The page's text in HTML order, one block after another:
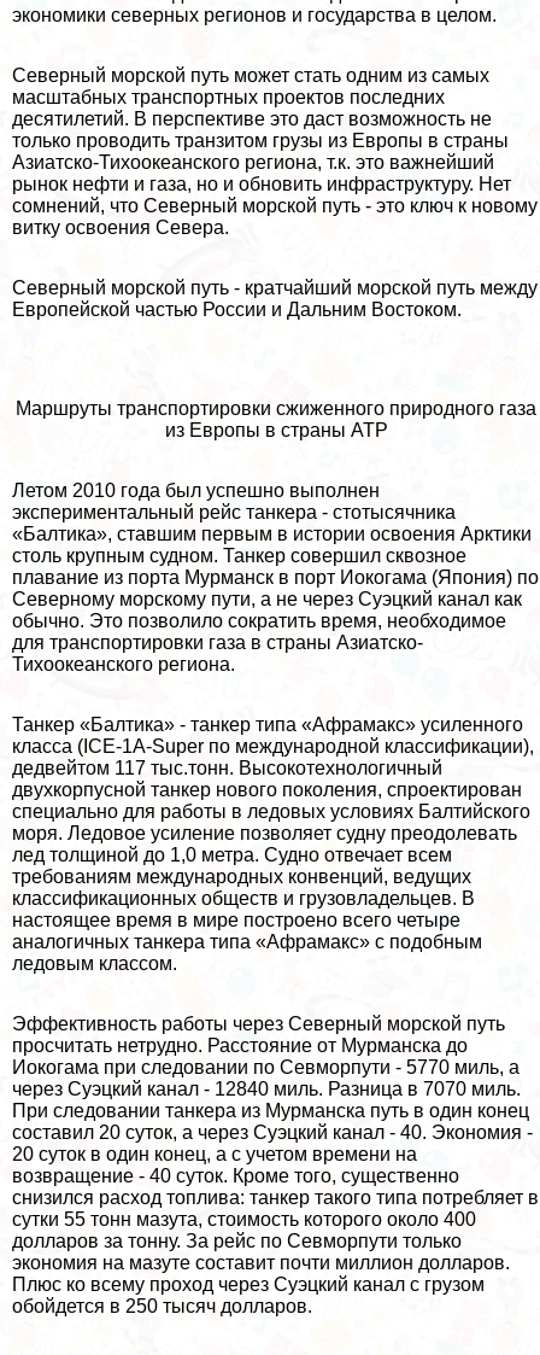
экономики северных регионов и государства в целом.
Северный морской путь может стать одним из самых
масштабных трaнcпортных проектов последних
десятилетий. В перспективе это даст возможность не
только проводить транзитом грузы из Европы в страны
Азиатско-Тихоокеанского региона, т.к. это важнейший
рынок нефти и газа, но и обновить инфраструктуру. Нет
сомнений, что Северный морской путь - это ключ к новому
витку освоения Севера.
Северный морской путь - кратчайший морской путь между
Европейской частью России и Дальним Востоком.
Маршруты трaнcпортировки сжиженного природного газа
из Европы в страны АТР
Летом 2010 года был успешно выполнен
экспериментальный рейс танкера - стотысячника
«Балтика», ставшим первым в истории освоения Арктики
столь крупным судном. Танкер совершил сквозное
плавание из порта Мурманск в порт Иокогама (Япония) по
Северному морскому пути, а не через Суэцкий канал как
обычно. Это позволило сократить время, необходимое
для трaнcпортировки газа в страны Азиатско-
Тихоокеанского региона.
Танкер «Балтика» - танкер типа «Афрамакс» усиленного
класса (ICE-1A-Super по международной классификации),
дедвейтом 117 тыс.тонн. Высокотехнологичный
двухкорпусной танкер нового поколения, спроектирован
специально для работы в ледовых условиях Балтийского
моря. Ледовое усиление позволяет судну преодолевать
лед толщиной до 1,0 метра. Судно отвечает всем
требованиям международных конвенций, ведущих
классификационных обществ и грузовладельцев. В
настоящее время в мире построено всего четыре
аналогичных танкера типа «Афрамакс» с подобным
ледовым классом.
Эффективность работы через Северный морской путь
просчитать нетрудно. Расстояние от Мурманска до
Иокогама при следовании по Севморпути - 5770 миль, а
через Суэцкий канал - 12840 миль. Разница в 7070 миль.
При следовании танкера из Мурманска путь в один конец
составил 20 суток, а через Суэцкий канал - 40. Экономия -
20 суток в один конец, а с учетом времени на
возвращение - 40 суток. Кроме того, существенно
снизился расход топлива: танкер такого типа потрeбляет в
сутки 55 тонн мазута, стоимость которого около 400
долларов за тонну. За рейс по Севморпути только
экономия на мазуте составит почти миллион долларов.
Плюс ко всему проход через Суэцкий канал с грузом
обойдется в 250 тысяч долларов.